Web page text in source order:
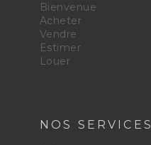
Bienvenue
Acheter
Vendre
Estimer
Louer
NOS SERVICES